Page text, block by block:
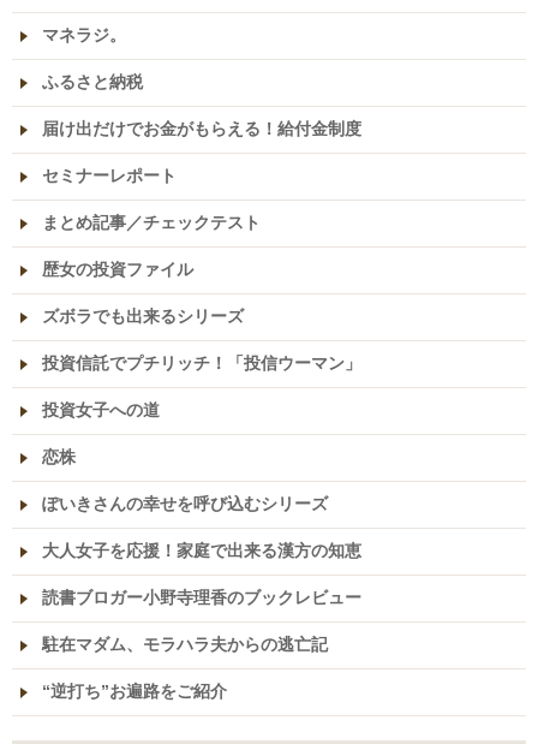
マネラジ。
ふるさと納税
届け出だけでお金がもらえる！給付金制度
セミナーレポート
まとめ記事／チェックテスト
歴女の投資ファイル
ズボラでも出来るシリーズ
投資信託でプチリッチ！「投信ウーマン」
投資女子への道
恋株
ぽいきさんの幸せを呼び込むシリーズ
大人女子を応援！家庭で出来る漢方の知恵
読書ブロガー小野寺理香のブックレビュー
駐在マダム、モラハラ夫からの逃亡記
“逆打ち”お遍路をご紹介